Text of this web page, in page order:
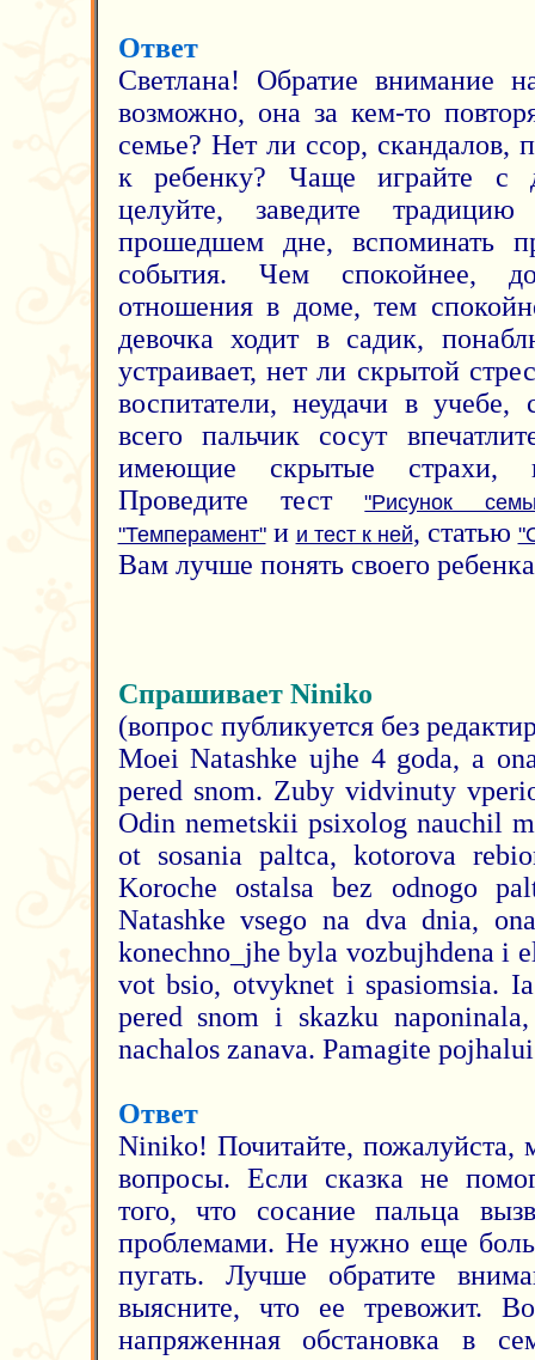
Ответ
Светлана! Обратие внимание
возможно, она за кем-то
семье? Нет ли ссор, скандалов,
к ребенку? Чаще играйте с
целуйте, заведите
прошедшем дне, вспоминать
события. Чем спокойнее,
отношения в доме, тем
девочка ходит в садик,
устраивает, нет ли скрытой
воспитатели, неудачи в
всего пальчик сосут
имеющие скрытые страхи,
Проведите тест"Рисунок
"Темперамент"и и тест к ней, статью
Вам лучше понять своего
Спрашивает Niniko
(вопрос публикуется без
Moei Natashke ujhe 4 goda, a
pered snom. Zuby vidvinuty
Odin nemetskii psixolog nauchil
ot sosania paltca, kotorova
Koroche ostalsa bez odnogo
Natashke vsego na dva dnia,
konechno_jhe byla vozbujhdena i
vot bsio, otvyknet i spasiomsia.
pered snom i skazku
nachalos zanava. Pamagite
Ответ
Niniko! Почитайте, пожалуйста,
вопросы. Если сказка не
того, что сосание пальца
проблемами. Не нужно еще
пугать. Лучше обратите
выясните, что ее тревожит.
напряженная обстановка в